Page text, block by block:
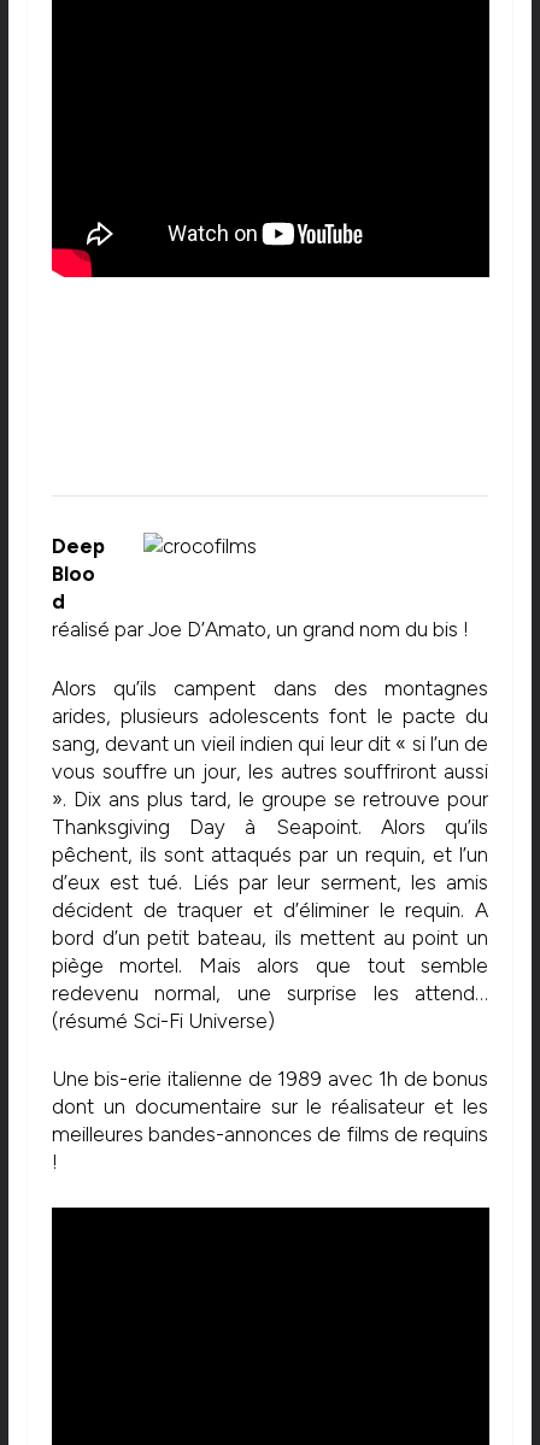
Deep
Bloo
d
réalisé par Joe D’Amato, un grand nom du bis !
Alors qu’ils campent dans des montagnes
arides, plusieurs adolescents font le pacte du
sang, devant un vieil indien qui leur dit « si l’un de
vous souffre un jour, les autres souffriront aussi
». Dix ans plus tard, le groupe se retrouve pour
Thanksgiving Day à Seapoint. Alors qu’ils
pêchent, ils sont attaqués par un requin, et l’un
d’eux est tué. Liés par leur serment, les amis
décident de traquer et d’éliminer le requin. A
bord d’un petit bateau, ils mettent au point un
piège mortel. Mais alors que tout semble
redevenu normal, une surprise les attend…
(résumé Sci-Fi Universe)
Une bis-erie italienne de 1989 avec 1h de bonus
dont un documentaire sur le réalisateur et les
meilleures bandes-annonces de films de requins
!